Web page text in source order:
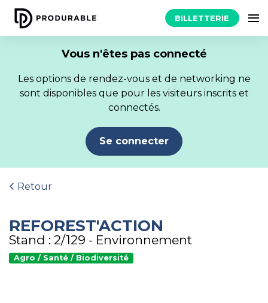
BILLETTERIE
Vous n'êtes pas connecté
Les options de rendez-vous et de networking ne
sont disponibles que pour les visiteurs inscrits et
connectés.
Se connecter
Retour
REFOREST'ACTION
Stand : 2/129 - Environnement
Agro / Santé / Biodiversité